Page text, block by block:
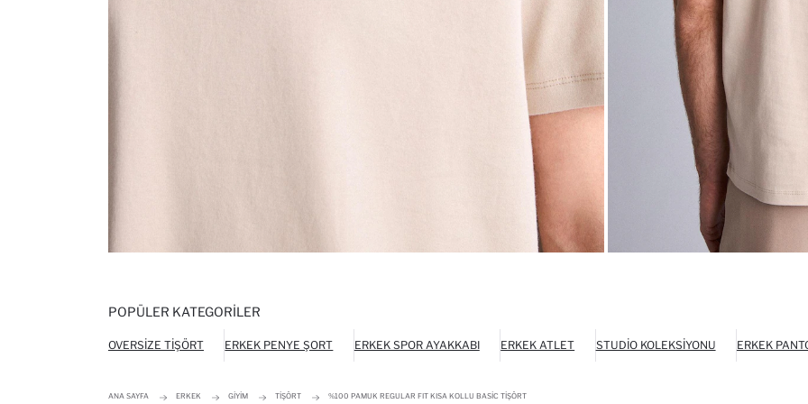
POPÜLER KATEGORILER
OVERSIZE TIŞÖRT ERKEK PENYE ŞORT ERKEK SPOR AYAKKABI ERKEK ATLET STUDIO KOLEKSIYONU ERKEK
ANA SAYFA ERKEK GIYIM TIŞÖRT %100 PAMUK REGULAR FIT KISA KOLLU BASIC TIŞÖRT